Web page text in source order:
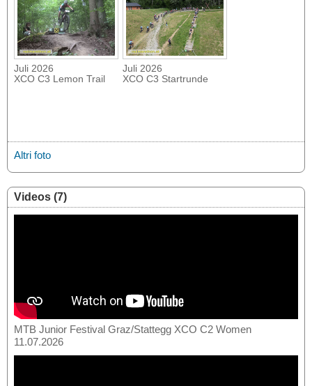
Juli 2026
XCO C3 Lemon Trail
Juli 2026
XCO C3 Startrunde
Altri foto
Videos (7)
MTB Junior Festival Graz/Stattegg XCO C2 Women
11.07.2026